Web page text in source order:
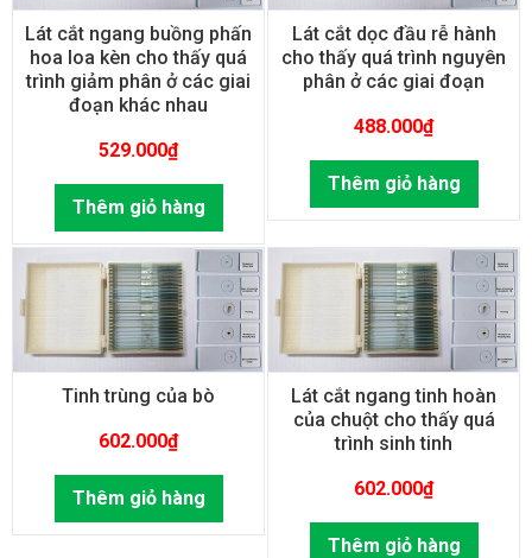
Lát cắt ngang buồng phấn
hoa loa kèn cho thấy quá
trình giảm phân ở các giai
đoạn khác nhau
529.000₫
Thêm giỏ hàng
Lát cắt dọc đầu rễ hành
cho thấy quá trình nguyên
phân ở các giai đoạn
488.000₫
Thêm giỏ hàng
Tinh trùng của bò
602.000₫
Thêm giỏ hàng
Lát cắt ngang tinh hoàn
của chuột cho thấy quá
trình sinh tinh
602.000₫
Thêm giỏ hàng